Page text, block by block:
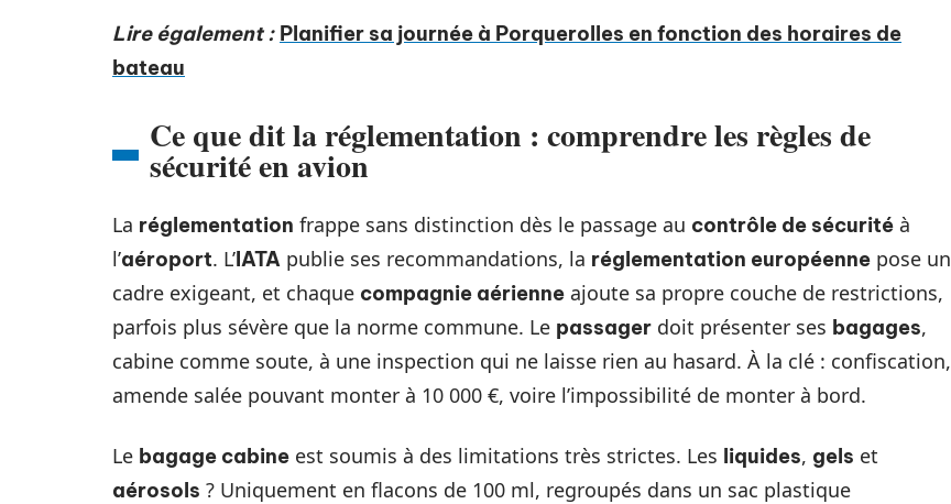
Lire également : Planifier sa journée à Porquerolles en fonction des horaires de
bateau
Ce que dit la réglementation : comprendre les règles de
sécurité en avion
La réglementation frappe sans distinction dès le passage au contrôle de sécurité à
l’aéroport. L’IATA publie ses recommandations, la réglementation européenne pose un
cadre exigeant, et chaque compagnie aérienne ajoute sa propre couche de restrictions,
parfois plus sévère que la norme commune. Le passager doit présenter ses bagages,
cabine comme soute, à une inspection qui ne laisse rien au hasard. À la clé : confiscation,
amende salée pouvant monter à 10 000 €, voire l’impossibilité de monter à bord.
Le bagage cabine est soumis à des limitations très strictes. Les liquides, gels et
aérosols ? Uniquement en flacons de 100 ml, regroupés dans un sac plastique